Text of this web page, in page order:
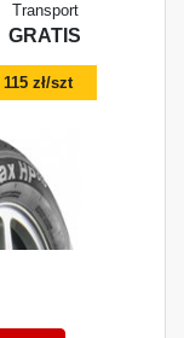
Transport
GRATIS
115 zł/szt